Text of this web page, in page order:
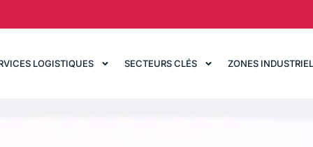
LOGISTIQUES SECTEURS CLÉS ZONES